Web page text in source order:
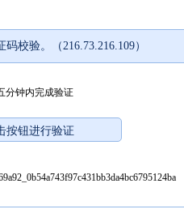
校验。（216.73.216.109）
分钟内完成验证